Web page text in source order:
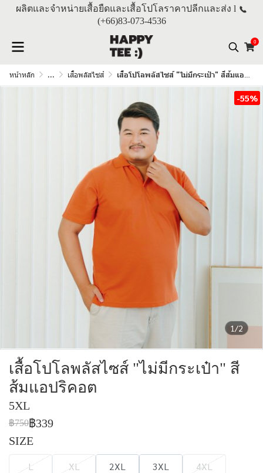
ผลิตและจำหน่ายเสื้อยืดและเสื้อโปโลราคาปลีกและส่ง l
(+66)83-073-4536
0
หน้าหลัก ... เสื้อพลัสไซส์ เสื้อโปโลพลัสไซส์ "ไม่มีกระเป๋า" สีส้มแอปริคอต
1/2
-55%
เสื้อโปโลพลัสไซส์ "ไม่มีกระเป๋า" สี
ส้มแอปริคอต
5XL
฿750฿339
SIZE
L XL 2XL 3XL
4XL